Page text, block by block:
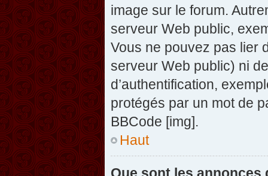
image sur le forum.
serveur Web public,
Vous ne pouvez pas lier
serveur Web public) ni
d’authentification,
protégés par un mot de
BBCode [img].
Haut
Que sont les annonces